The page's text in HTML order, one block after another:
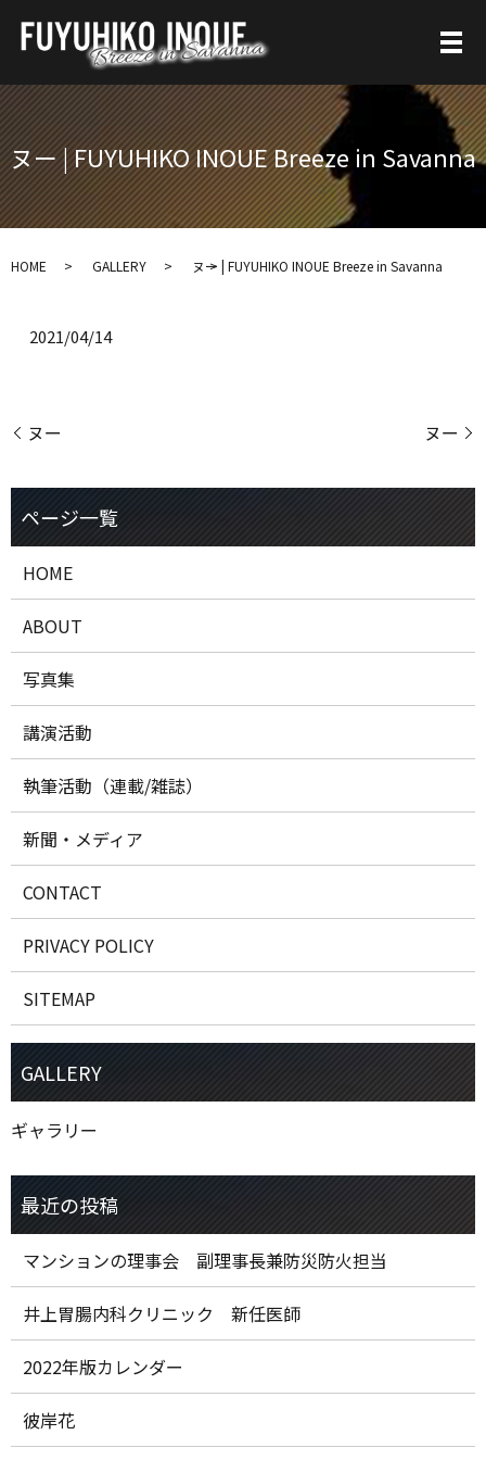
ヌー | FUYUHIKO INOUE Breeze in Savanna
HOME GALLERY ヌー | FUYUHIKO INOUE Breeze in Savanna
2021/04/14
ヌー ヌー
HOME
ABOUT
写真集
講演活動
執筆活動（連載/雑誌）
新聞・メディア
CONTACT
PRIVACY POLICY
SITEMAP
ギャラリー
マンションの理事会 副理事長兼防災防火担当
井上胃腸内科クリニック 新任医師
2022年版カレンダー
彼岸花